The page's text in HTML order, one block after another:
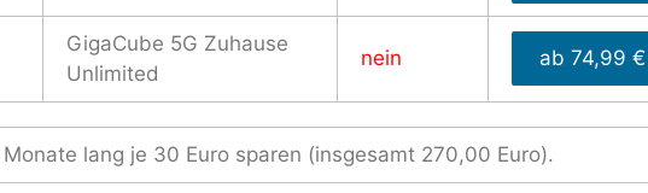
GigaCube 5G Zuhause
Unlimited
nein ab 74,99 €
lang je 30 Euro sparen (insgesamt 270,00 Euro).